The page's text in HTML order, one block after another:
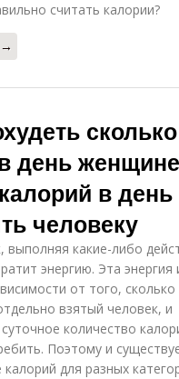
считать калории?
→
день
в
человеку
выполняя какие-либо
энергию. Эта энергия
от того, сколько
взятый человек, и
количество
Поэтому и
для разных